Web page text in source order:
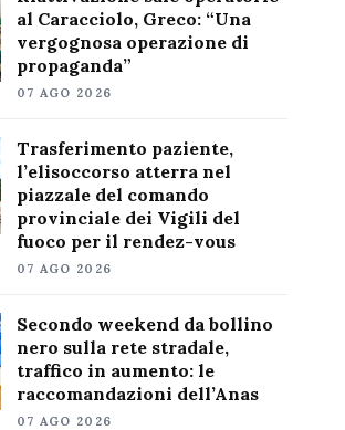
al Caracciolo, Greco: “Una
vergognosa operazione di
propaganda”
07 AGO 2026
Trasferimento paziente,
l’elisoccorso atterra nel
piazzale del comando
provinciale dei Vigili del
fuoco per il rendez-vous
07 AGO 2026
Secondo weekend da bollino
nero sulla rete stradale,
traffico in aumento: le
raccomandazioni dell’Anas
07 AGO 2026